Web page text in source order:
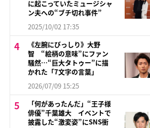
に起こっていたミュージシャ
ン夫への“ブチ切れ事件”
2025/10/02 17:35
《左腕にびっしり》大野
智 “絵柄の意味”にファン
騒然…“巨大タトゥー”に描
かれた「7文字の言葉」
2026/07/09 15:25
「何があったんだ」“王子様
俳優”千葉雄大 イベントで
披露した“激変姿”にSNS衝